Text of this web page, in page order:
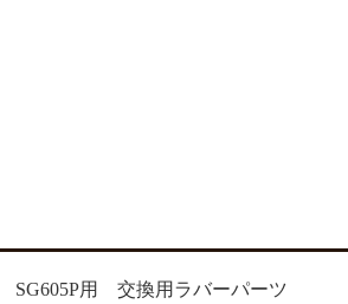
SG605P用 交換用ラバーパーツ